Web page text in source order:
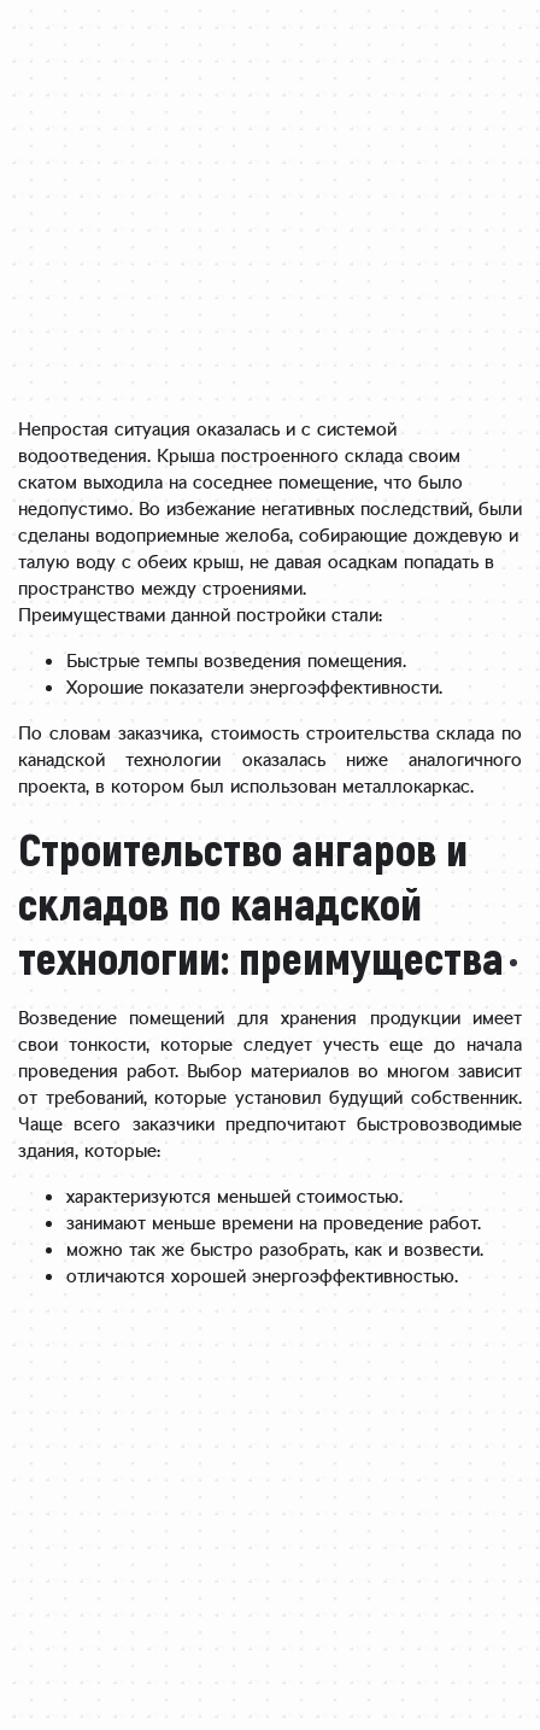
Непростая ситуация оказалась и с системой
водоотведения. Крыша построенного склада своим
скатом выходила на соседнее помещение, что было
недопустимо. Во избежание негативных последствий, были
сделаны водоприемные желоба, собирающие дождевую и
талую воду с обеих крыш, не давая осадкам попадать в
пространство между строениями.
Преимуществами данной постройки стали:
Быстрые темпы возведения помещения.
Хорошие показатели энергоэффективности.
По словам заказчика, стоимость строительства склада по
канадской технологии оказалась ниже аналогичного
проекта, в котором был использован металлокаркас.
Строительство ангаров и
складов по канадской
технологии: преимущества
Возведение помещений для хранения продукции имеет
свои тонкости, которые следует учесть еще до начала
проведения работ. Выбор материалов во многом зависит
от требований, которые установил будущий собственник.
Чаще всего заказчики предпочитают быстровозводимые
здания, которые:
характеризуются меньшей стоимостью.
занимают меньше времени на проведение работ.
можно так же быстро разобрать, как и возвести.
отличаются хорошей энергоэффективностью.